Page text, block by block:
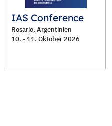
IAS Conference
Rosario, Argentinien
10. - 11. Oktober 2026